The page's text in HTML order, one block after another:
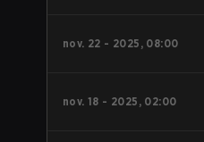
nov. 22 - 2025, 08:00
nov. 18 - 2025, 02:00